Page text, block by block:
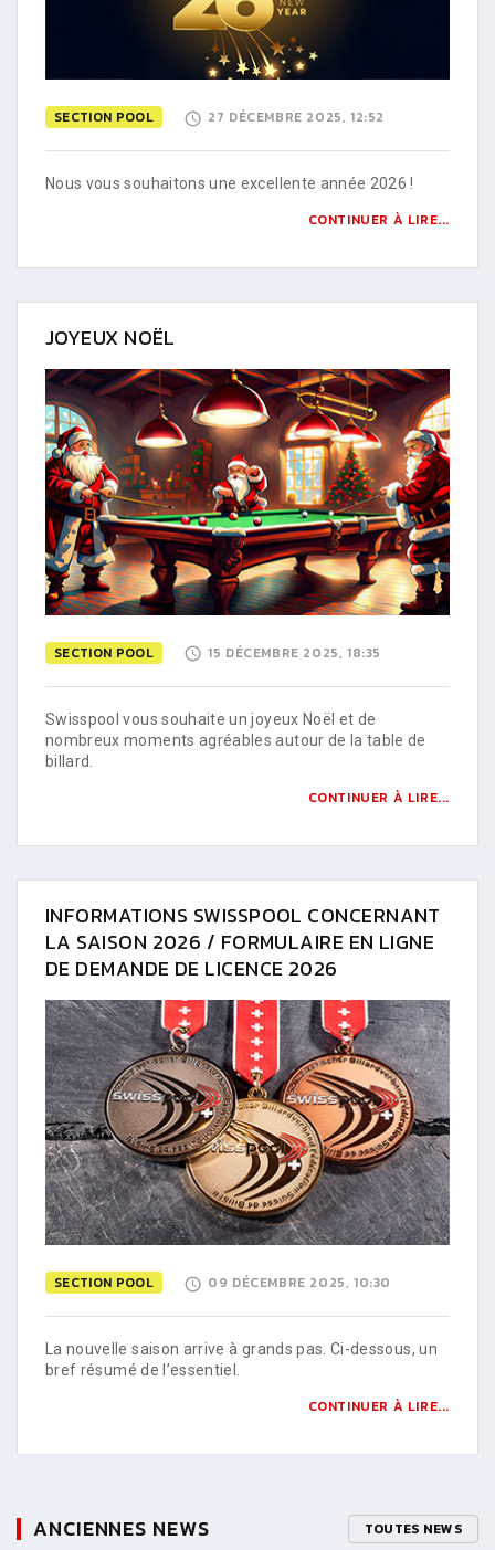
SECTION POOL 27 DÉCEMBRE 2025, 12:52
Nous vous souhaitons une excellente année 2026 !
CONTINUER À LIRE...
JOYEUX NOËL
SECTION POOL 15 DÉCEMBRE 2025, 18:35
Swisspool vous souhaite un joyeux Noël et de
nombreux moments agréables autour de la table de
billard.
CONTINUER À LIRE...
INFORMATIONS SWISSPOOL CONCERNANT
LA SAISON 2026 / FORMULAIRE EN LIGNE
DE DEMANDE DE LICENCE 2026
SECTION POOL 09 DÉCEMBRE 2025, 10:30
La nouvelle saison arrive à grands pas. Ci-dessous, un
bref résumé de l’essentiel.
CONTINUER À LIRE...
ANCIENNES NEWS TOUTES NEWS